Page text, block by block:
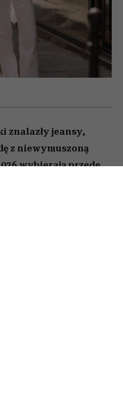
znalazły jeansy,
z niewymuszoną
wybierają przede